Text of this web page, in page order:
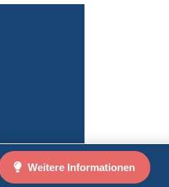
Weitere Informationen